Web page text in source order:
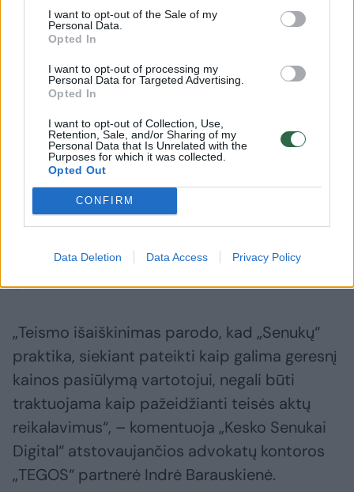
I want to opt-out of the Sale of my
Personal Data.
Opted In
I want to opt-out of processing my
Personal Data for Targeted Advertising.
Opted In
I want to opt-out of Collection, Use,
Retention, Sale, and/or Sharing of my
Personal Data that Is Unrelated with the
Purposes for which it was collected.
Opted Out
CONFIRM
Data Deletion Data Access Privacy Policy
Taip pat teismas patvirtino VVTAT
„dvigubos kainodaros“ komunikacija
elektroninėje prekyboje vertintina kaip
pranešimas apie kainos sumažinimą. Toks
vertinimas pritaikytas praktikai, kai „Smart
Net“ nariams siūloma mažesnė kaina, lyginant
ją su visiems kitiems pirkėjams taikoma
„Teismo išaiškinimas parodo, kad „Senukų“
praktika, siekiant pateikti kaip galima geresnį
kainos pasiūlymą vartotojui, negali būti
traktuojama kaip pažeidžianti teisės aktų
reikalavimus“, – komentuoja „Kesko Senukai
Digital“ atstovaujančios advokatų kontoros
„TEGOS“ partnerė Indrė Barauskienė.